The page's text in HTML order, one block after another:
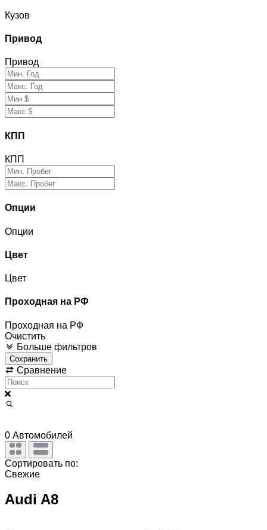
Кузов
Привод
Привод
КПП
КПП
Опции
Опции
Цвет
Цвет
Проходная на РФ
Проходная на РФ
Очистить
Больше фильтров
Сохранить
Сравнение
0 Автомобилей
Сортировать по:
Свежие
Audi A8